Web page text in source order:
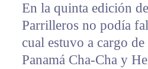
En la quinta edición
Parrilleros no podía
cual estuvo a cargo
Panamá Cha-Cha y